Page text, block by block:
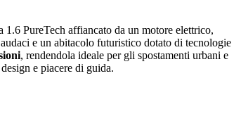
PureTech affiancato da un motore elettrico,
e un abitacolo futuristico dotato di tecnologie
, rendendola ideale per gli spostamenti urbani e
e piacere di guida.